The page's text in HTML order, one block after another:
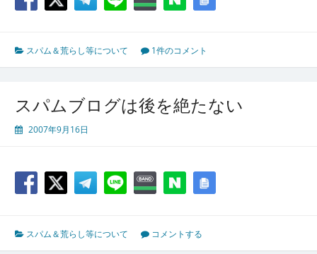
スパム＆荒らし等について 1件のコメント
スパムブログは後を絶たない
2007年9月16日
スパム＆荒らし等について コメントする